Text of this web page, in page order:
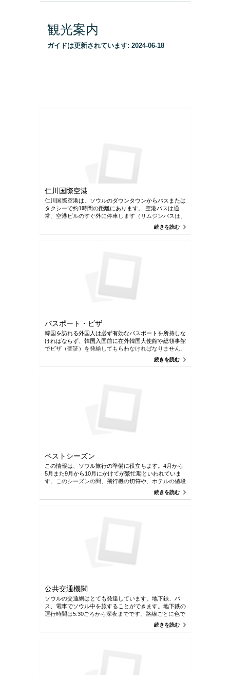
観光案内
ガイドは更新されています: 2024-06-18
仁川国際空港
仁川国際空港は、ソウルのダウンタウンからバスまたは
タクシーで約1時間の距離にあります。 空港バスは通
常、空港ビルのすぐ外に停車します（リムジンバスは、
ソウルだけでなく、空港を他の地方都市とも接続しま
す）。 リムジンバスは、10〜15分ごとに空港を出発
続きを読む
パスポート・ビザ
韓国を訪れる外国人は必ず有効なパスポートを所持しな
ければならず、韓国入国前に在外韓国大使館や総領事館
でビザ（査証）を発給してもらわなければなりません。
但し、ビザ免税協定または国益および相互主義原則に立
脚し、ノービザで90日までの韓国に滞在することが許
続きを読む
ベストシーズン
この情報は、ソウル旅行の準備に役立ちます。4月から
5月また9月から10月にかけてが繁忙期といわれていま
す。このシーズンの間、飛行機の切符や、ホテルの値段
は非常に上がります。その一方、閑散期は、７月です。
この時期は比較的に値段は低めですので、その時期も狙
続きを読む
公共交通機関
ソウルの交通網はとても発達しています。地下鉄、バ
ス、電車でソウル中を旅することができます。地下鉄の
運行時間は5:30ごろから深夜までです。路線ごとに色で
分けられており、駅の標識はハングル、英語、漢字で表
記されています。 ソウル駅は交通機関のメインターミ
続きを読む